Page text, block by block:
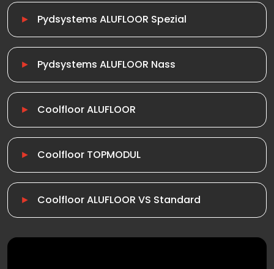
Pydsystems ALUFLOOR Spezial
Pydsystems ALUFLOOR Nass
Coolfloor ALUFLOOR
Coolfloor TOPMODUL
Coolfloor ALUFLOOR VS Standard